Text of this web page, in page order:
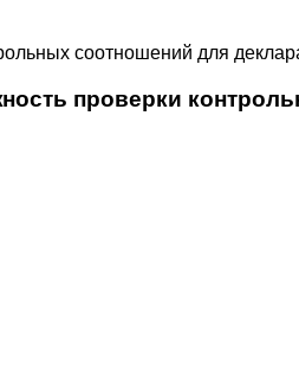
соотношений для
проверки